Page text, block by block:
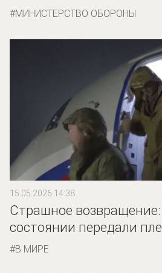
МИНИСТЕРСТВО ОБОРОНЫ
15.05.2026 14:38
Страшное возвращение:
состоянии передали
В МИРЕ